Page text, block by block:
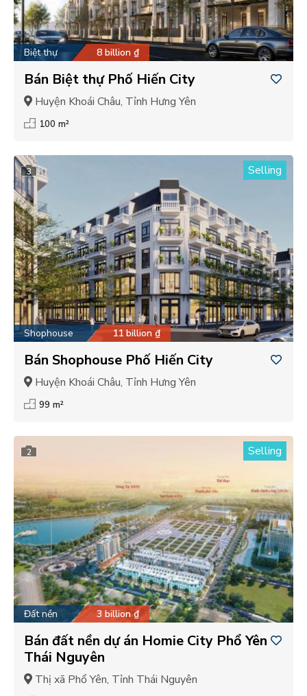
Biệt thự 8 billion ₫
Bán Biệt thự Phố Hiến City
Huyện Khoái Châu, Tỉnh Hưng Yên
100 m²
3 Selling
Shophouse 11 billion ₫
Bán Shophouse Phố Hiến City
Huyện Khoái Châu, Tỉnh Hưng Yên
99 m²
2 Selling
Đất nền 3 billion ₫
Bán đất nền dự án Homie City Phổ Yên
Thái Nguyên
Thị xã Phổ Yên, Tỉnh Thái Nguyên